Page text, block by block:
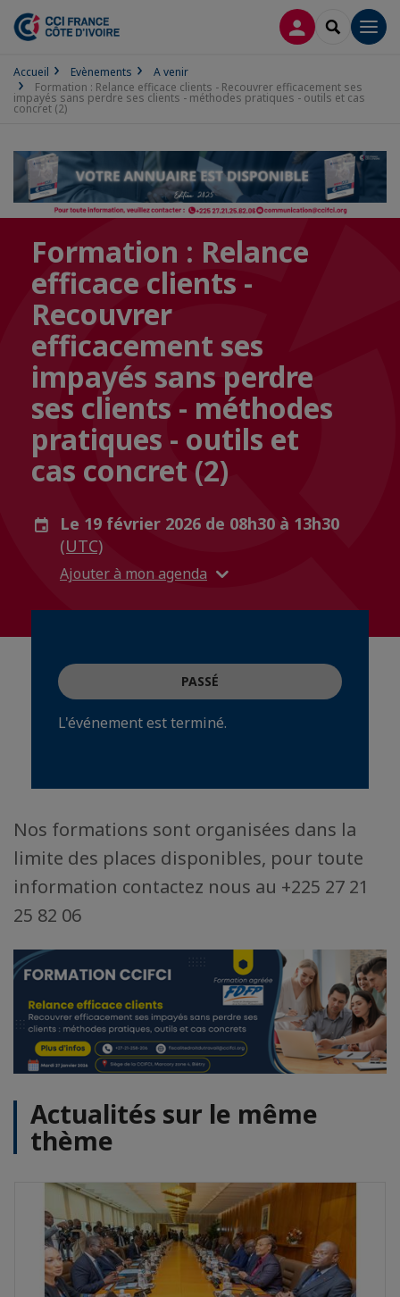
CONNEXION
Accueil Evènements
A venir
Formation : Relance efficace clients - Recouvrer efficacement ses
impayés sans perdre ses clients - méthodes pratiques - outils et cas
concret (2)
Formation : Relance
efficace clients -
Recouvrer
efficacement ses
impayés sans perdre
ses clients - méthodes
pratiques - outils et
cas concret (2)
Le 19 février 2026 de 08h30 à 13h30
(UTC)
Ajouter à mon agenda
PASSÉ
L'événement est terminé.
Nos formations sont organisées dans la
limite des places disponibles, pour toute
information contactez nous au +225 27 21
25 82 06
Actualités sur le même
thème